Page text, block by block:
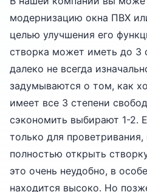
модернизацию окна ПВХ
целью улучшения его
створка может иметь до 3
далеко не всегда
задумываются о том, как
имеет все 3 степени
сэкономить выбирают 1-2.
только для
полностью открыть
это очень неудобно, в
находится высоко. Но